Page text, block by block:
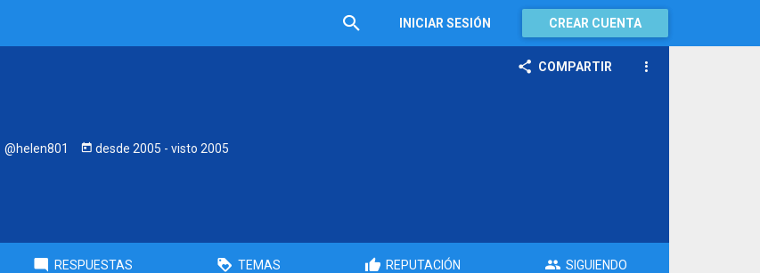
INICIAR SESIÓN CREAR CUENTA
COMPARTIR
@helen801 desde 2005 - visto 2005
RESPUESTAS TEMAS REPUTACIÓN SIGUIENDO